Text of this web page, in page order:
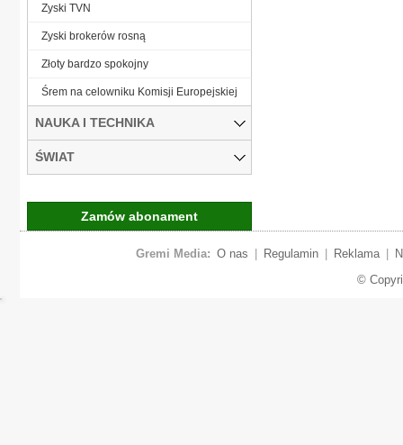
Zyski TVN
Zyski brokerów rosną
Złoty bardzo spokojny
Śrem na celowniku Komisji Europejskiej
NAUKA I TECHNIKA
ŚWIAT
Zamów abonament
Gremi Media: O nas Regulamin Reklama
©